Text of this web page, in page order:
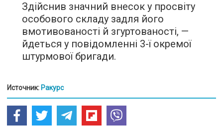
Здійснив значний внесок у просвіту
особового складу задля його
вмотивованості й згуртованості, —
йдеться у повідомленні 3-ї окремої
штурмової бригади.
Источник: Ракурс